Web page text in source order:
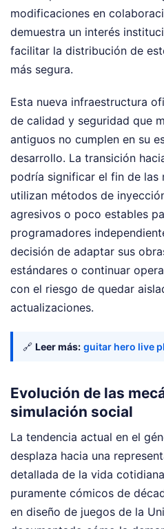
modificaciones en
demuestra un interés
facilitar la distribución de
más segura.
Esta nueva infraestructura
de calidad y seguridad que
antiguos no cumplen en su
desarrollo. La transición
podría significar el fin de las
utilizan métodos de
agresivos o poco estables
programadores
decisión de adaptar sus
estándares o continuar
con el riesgo de quedar
actualizaciones.
🔗 Leer más: guitar hero live
Evolución de las
simulación social
La tendencia actual en el
desplaza hacia una
detallada de la vida
puramente cómicos de
en diseño de juegos de la